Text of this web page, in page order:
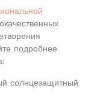
подробнее
солнцезащитный